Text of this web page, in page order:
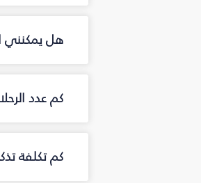
هل يمكنني
كم عدد
كم تكلفة